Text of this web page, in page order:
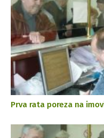
Prva rata poreza na